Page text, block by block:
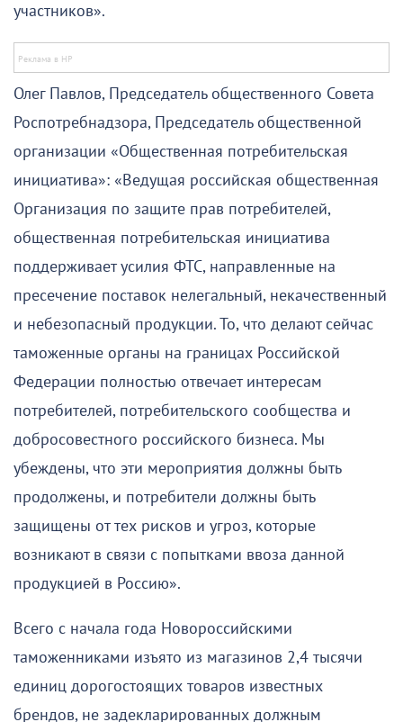
участников».
Олег Павлов, Председатель общественного Совета
Роспотребнадзора, Председатель общественной
организации «Общественная потребительская
инициатива»: «Ведущая российская общественная
Организация по защите прав потребителей,
общественная потребительская инициатива
поддерживает усилия ФТС, направленные на
пресечение поставок нелегальный, некачественный
и небезопасный продукции. То, что делают сейчас
таможенные органы на границах Российской
Федерации полностью отвечает интересам
потребителей, потребительского сообщества и
добросовестного российского бизнеса. Мы
убеждены, что эти мероприятия должны быть
продолжены, и потребители должны быть
защищены от тех рисков и угроз, которые
возникают в связи с попытками ввоза данной
продукцией в Россию».
Всего с начала года Новороссийскими
таможенниками изъято из магазинов 2,4 тысячи
единиц дорогостоящих товаров известных
брендов, не задекларированных должным